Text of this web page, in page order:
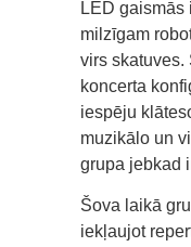
LED gaismās
milzīgam
virs skatuves.
koncerta
iespēju
muzikālo un
grupa jebkad
Šova laikā
iekļaujot